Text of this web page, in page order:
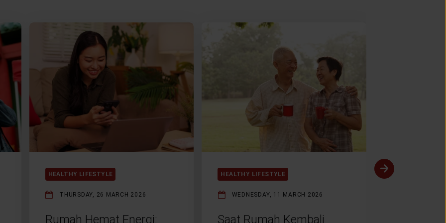
HEALTHY LIFESTYLE
THURSDAY, 26 MARCH 2026
Rumah Hemat Energi:
HEALTHY LIFESTYLE
WEDNESDAY, 11 MARCH 2026
Saat Rumah Kembali
HEALTHY